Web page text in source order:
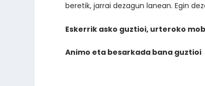
beretik, jarrai dezagun lanean. Egin
Eskerrik asko guztioi, urteroko
Animo eta besarkada bana guztioi